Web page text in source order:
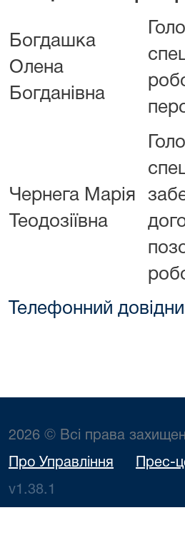
Богдашка
Олена
Богданівна
Чернега Марія
Теодозіївна
Телефонний
2026 © Всі права
Про Управління Прес-
v1.38.1